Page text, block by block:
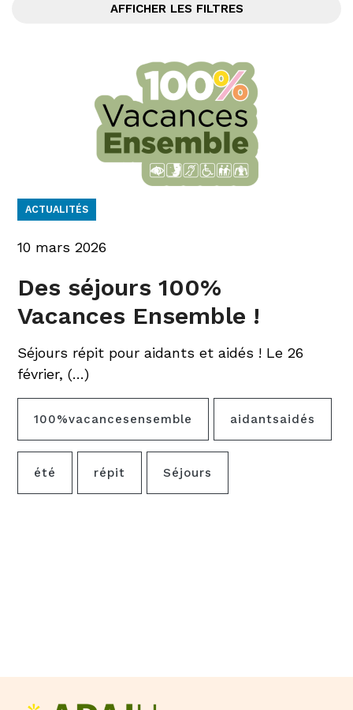
AFFICHER LES FILTRES
ACTUALITÉS
10 mars 2026
Des séjours 100%
Vacances Ensemble !
Séjours répit pour aidants et aidés ! Le 26
février, (…)
100%vacancesensemble aidantsaidés
été répit Séjours